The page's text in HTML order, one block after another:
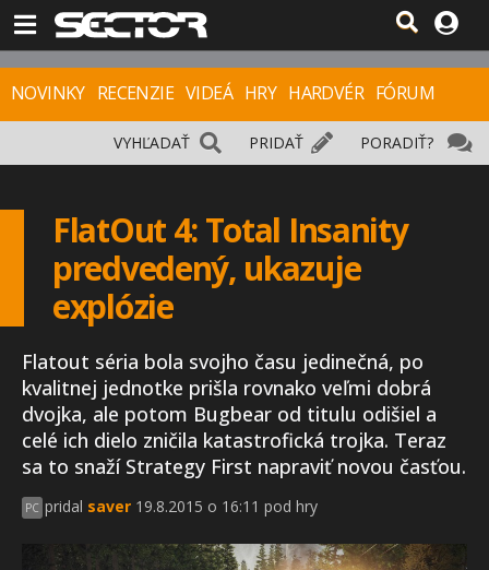
NOVINKY RECENZIE VIDEÁ HRY HARDVÉR FÓRUM
PORADIŤ?
PRIDAŤ
VYHĽADAŤ
FlatOut 4: Total Insanity
predvedený, ukazuje
explózie
Flatout séria bola svojho času jedinečná, po
kvalitnej jednotke prišla rovnako veľmi dobrá
dvojka, ale potom Bugbear od titulu odišiel a
celé ich dielo zničila katastrofická trojka. Teraz
sa to snaží Strategy First napraviť novou časťou.
PC pridal saver 19.8.2015 o 16:11 pod hry